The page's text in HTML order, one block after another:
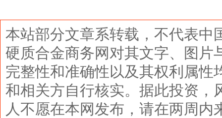
本站部分文章系转载，不代表中
硬质合金商务网对其文字、图片
完整性和准确性以及其权利属
和相关方自行核实。据此投资，
人不愿在本网发布，请在两周内